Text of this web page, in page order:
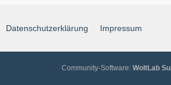
Datenschutzerklärung Impressum
Community-Software: WoltLab